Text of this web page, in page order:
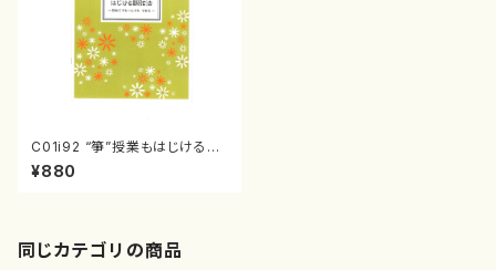
C01i92 “箏”授業もはじける調
弦法（箏/茅原芳男/教則本）
¥880
同じカテゴリの商品